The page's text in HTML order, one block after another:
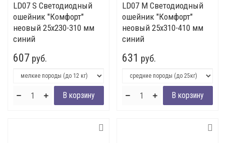
LD07 S Светодиодный
ошейник "Комфорт"
неовый 25x230-310 мм
синий
607 руб.
LD07 M Светодиодный
ошейник "Комфорт"
неовый 25x310-410 мм
синий
631 руб.